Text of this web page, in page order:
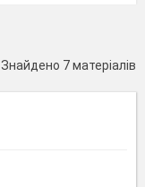
Знайдено 7 матеріалів